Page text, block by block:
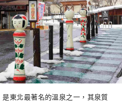
緻餐點；此外，於台灣高雄的
賣店中，也能體驗來自日本的
工藝品，感受職人技藝的魅力
東北最著名的溫泉之一，其泉質